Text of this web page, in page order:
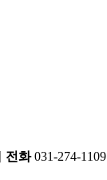
전화031-274-1109